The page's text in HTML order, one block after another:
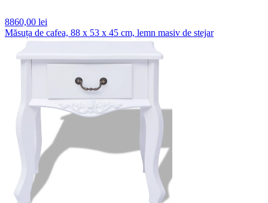
8860,00 lei
Măsuța de cafea, 88 x 53 x 45 cm, lemn masiv de stejar